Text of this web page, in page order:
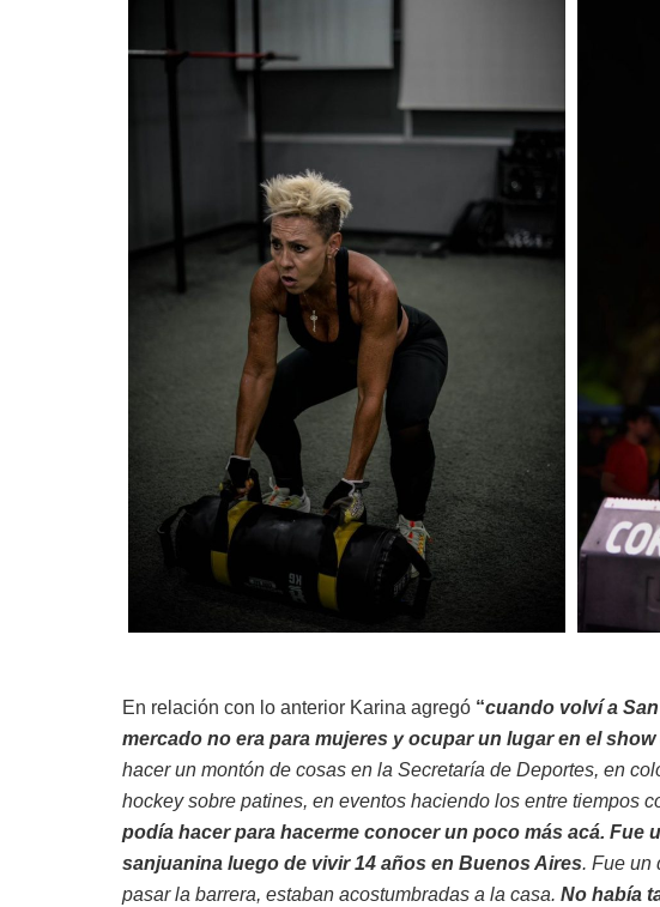
En relación con lo anterior Karina agregó “cuando volví a
mercado no era para mujeres y ocupar un lugar en el
hacer un montón de cosas en la Secretaría de Deportes, en
hockey sobre patines, en eventos haciendo los entre tiempos
podía hacer para hacerme conocer un poco más acá. Fue
sanjuanina luego de vivir 14 años en Buenos Aires. Fue un
pasar la barrera, estaban acostumbradas a la casa. No había